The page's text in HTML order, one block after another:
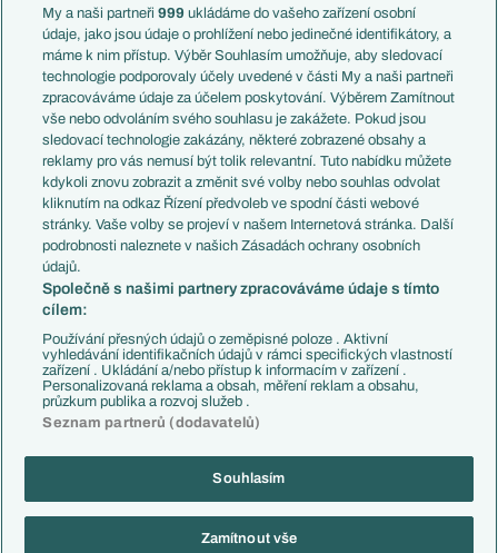
Témata
Představení týmů MS
EuroSkauting
PL v kostce
Evropské koeficienty
Přestupy
Přestupové spekulace
Zranění
Kluby
Arsenal FC
Chelsea FC
Manchester United
AC Milán
Juventus FC
Bayern Mnichov
FC Barcelona
Real Madrid
Francie
Itálie
Německo
Španělsko
Argentina
Brazílie
Přestupy
Zápasy
Livescore
Tipovací soutěž
Copyright © 2001-2026 EuroFotbal.cz. Využíváme zpravodajství ČTK.
Informace o zpracování osobních údajů
My a naši partneři999 ukládáme do vašeho zařízení osobní
údaje, jako jsou údaje o prohlížení nebo jedinečné identifikátory, a
máme k nim přístup. Výběr Souhlasím umožňuje, aby sledovací
technologie podporovaly účely uvedené v části My a naši partneři
zpracováváme údaje za účelem poskytování. Výběrem Zamítnout
vše nebo odvoláním svého souhlasu je zakážete. Pokud jsou
sledovací technologie zakázány, některé zobrazené obsahy a
reklamy pro vás nemusí být tolik relevantní. Tuto nabídku můžete
kdykoli znovu zobrazit a změnit své volby nebo souhlas odvolat
kliknutím na odkaz Řízení předvoleb ve spodní části webové
stránky. Vaše volby se projeví v našem Internetová stránka. Další
podrobnosti naleznete v našich Zásadách ochrany osobních
údajů.
Společně s našimi partnery zpracováváme údaje s tímto
cílem:
Používání přesných údajů o zeměpisné poloze . Aktivní
vyhledávání identifikačních údajů v rámci specifických vlastností
zařízení . Ukládání a/nebo přístup k informacím v zařízení .
Personalizovaná reklama a obsah, měření reklam a obsahu,
průzkum publika a rozvoj služeb .
Seznam partnerů (dodavatelů)
Souhlasím
Zamítnout vše